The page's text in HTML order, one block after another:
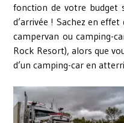
fonction de votre budget
d’arrivée ! Sachez en
campervan ou camping-
Rock Resort), alors que
d’un camping-car en